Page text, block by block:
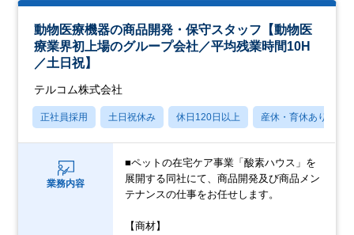
動物医療機器の商品開発・保守スタッフ【動物医
療業界初上場のグループ会社／平均残業時間10H
／土日祝】
テルコム株式会社
正社員採用 土日祝休み 休日120日以上 産休・育休あり
業務内容
■ペットの在宅ケア事業「酸素ハウス」を
展開する同社にて、商品開発及び商品メン
テナンスの仕事をお任せします。
【商材】